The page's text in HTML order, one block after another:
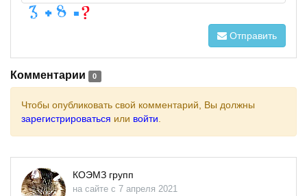
Отправить
Комментарии 0
Чтобы опубликовать свой комментарий, Вы должны
зарегистрироваться или войти
КОЭМЗ групп
на сайте с 7 апреля 2021